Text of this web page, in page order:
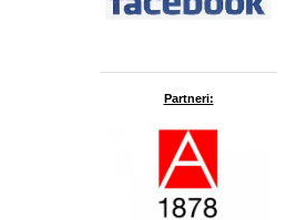
Partneri: